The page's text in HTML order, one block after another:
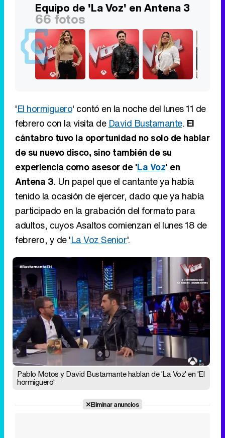
Equipo de 'La Voz' en Antena 3
66 fotos
'El hormiguero' contó en la noche del lunes 11 de
febrero con la visita de David Bustamante. El
cántabro tuvo la oportunidad no solo de hablar
de su nuevo disco, sino también de su
experiencia como asesor de 'La Voz' en
Antena 3. Un papel que el cantante ya había
tenido la ocasión de ejercer, dado que ya había
participado en la grabación del formato para
adultos, cuyos Asaltos comienzan el lunes 18 de
febrero, y de 'La Voz Senior'.
Pablo Motos y David Bustamante hablan de 'La Voz' en 'El
hormiguero'
Eliminar anuncios